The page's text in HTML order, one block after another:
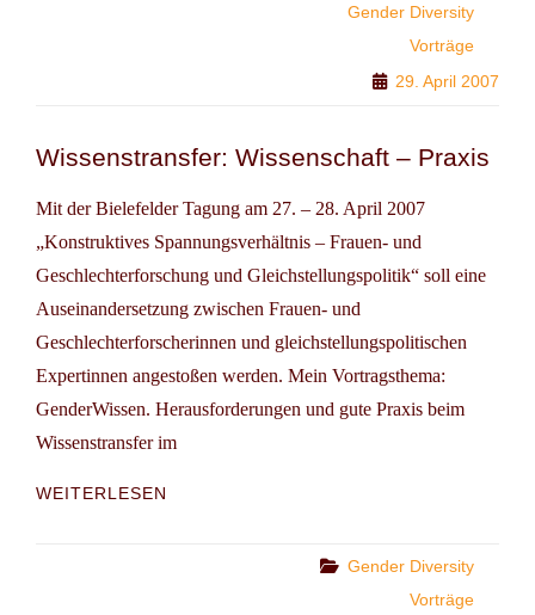
Gender Diversity
Vorträge
29. April 2007
Wissenstransfer: Wissenschaft – Praxis
Mit der Bielefelder Tagung am 27. – 28. April 2007
„Konstruktives Spannungsverhältnis – Frauen- und
Geschlechterforschung und Gleichstellungspolitik“ soll eine
Auseinandersetzung zwischen Frauen- und
Geschlechterforscherinnen und gleichstellungspolitischen
Expertinnen angestoßen werden. Mein Vortragsthema:
GenderWissen. Herausforderungen und gute Praxis beim
Wissenstransfer im
WEITERLESEN
Categories
Gender Diversity
Vorträge